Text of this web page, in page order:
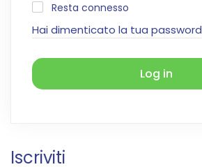
Resta connesso
Hai dimenticato la tua
Log in
Iscriviti